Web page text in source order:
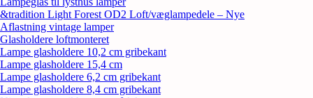
&tradition Light Forest OD2 Loft/væglampedele – Nye
Aflastning vintage lamper
Glasholdere loftmonteret
Lampe glasholdere 10,2 cm gribekant
Lampe glasholdere 15,4 cm
Lampe glasholdere 6,2 cm gribekant
Lampe glasholdere 8,4 cm gribekant